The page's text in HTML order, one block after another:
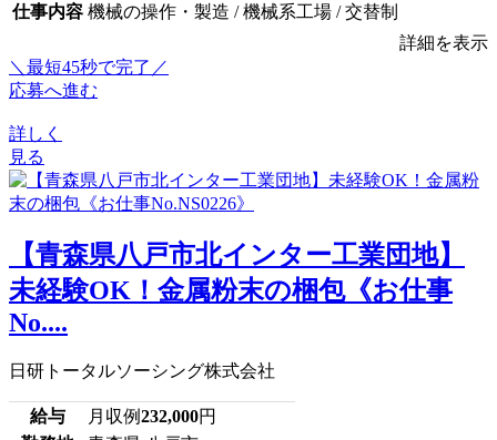
仕事内容 機械の操作・製造 / 機械系工場 / 交替制
詳細を表示
＼最短45秒で完了／
応募へ進む
詳しく
見る
【青森県八戸市北インター工業団地】
未経験OK！金属粉末の梱包《お仕事
No....
日研トータルソーシング株式会社
給与 月収例232,000円